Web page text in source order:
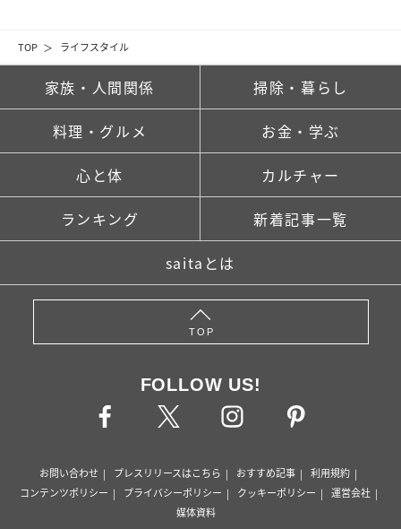
TOP ライフスタイル
家族・人間関係 掃除・暮らし
料理・グルメ お金・学ぶ
心と体 カルチャー
ランキング 新着記事一覧
saitaとは
TOP
FOLLOW US!
お問い合わせ プレスリリースはこちら おすすめ記事
利用規約
コンテンツポリシー
プライバシーポリシー クッキーポリシー
運営会社
媒体資料